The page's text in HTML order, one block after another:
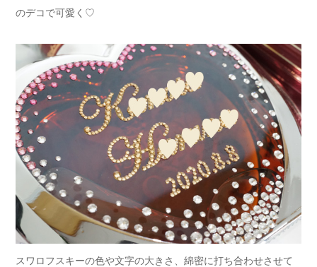
のデコで可愛く♡
スワロフスキーの色や文字の大きさ、綿密に打ち合わせさせて